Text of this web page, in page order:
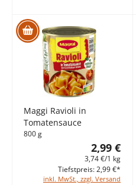
Maggi Ravioli in
Tomatensauce
800 g
2,99 €
3,74 €/1 kg
inkl. MwSt., zzgl. Versand
Tiefstpreis: 2,99 €*